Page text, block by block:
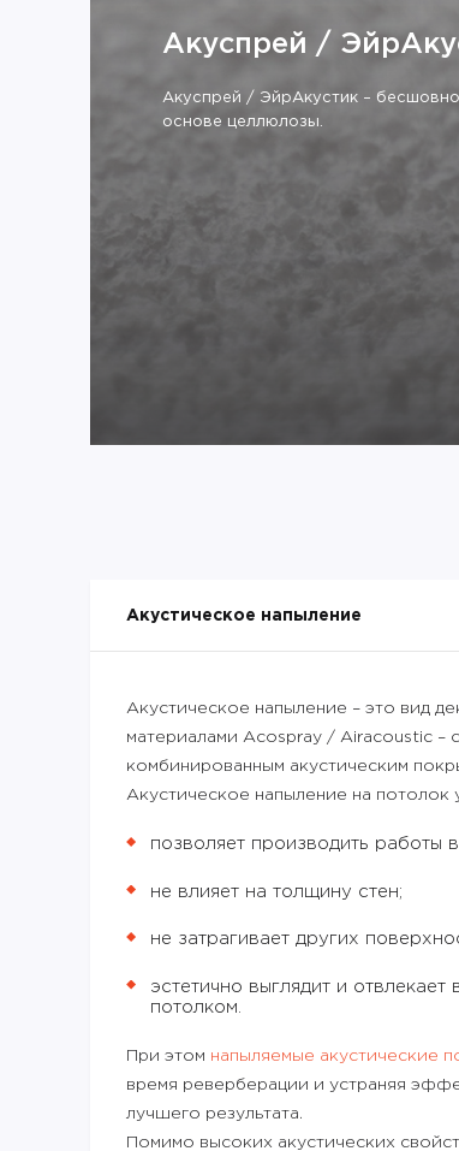
Акуспрей /
Акуспрей / ЭйрАкустик –
основе целлюлозы.
Акустическое напыление
Акустическое напыление – это вид
материалами Acospray / Airacoustic –
комбинированным акустическим
Акустическое напыление на потолок
позволяет производить работы
не влияет на толщину стен;
не затрагивает других
эстетично выглядит и
потолком.
При этом напыляемые акустические
время реверберации и устраняя
лучшего результата.
Помимо высоких акустических